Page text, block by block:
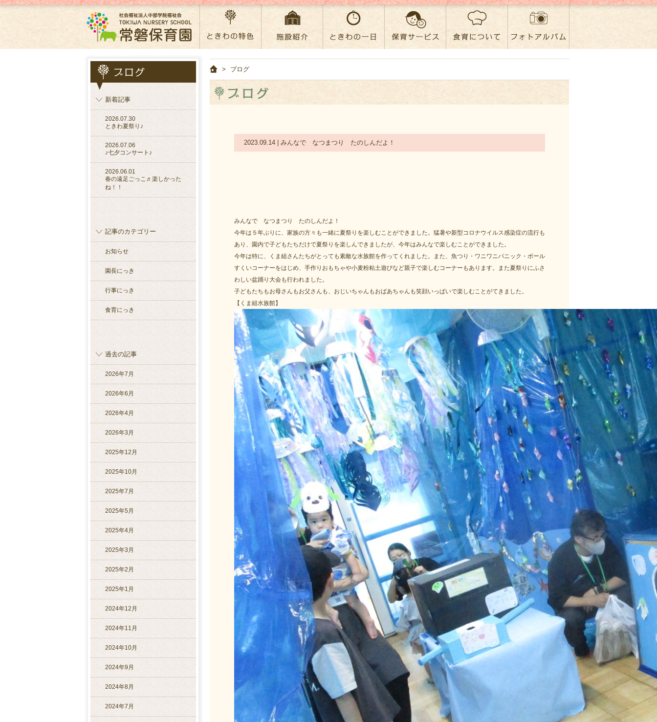
新着記事
2026.07.30
ときわ夏祭り♪
2026.07.06
♪七夕コンサート♪
2026.06.01
春の遠足ごっこ♬楽しかった
ね！！
記事のカテゴリー
お知らせ
園長にっき
行事にっき
食育にっき
過去の記事
2026年7月
2026年6月
2026年4月
2026年3月
2025年12月
2025年10月
2025年7月
2025年5月
2025年4月
2025年3月
2025年2月
2025年1月
2024年12月
2024年11月
2024年10月
2024年9月
2024年8月
2024年7月
> ブログ
2023.09.14 | みんなで なつまつり たのしんだよ！
みんなで なつまつり たのしんだよ！
今年は５年ぶりに、家族の方々も一緒に夏祭りを楽しむことができました。猛暑や新型コロナウイルス感染症の流行も
あり、園内で子どもたちだけで夏祭りを楽しんできましたが、今年はみんなで楽しむことができました。
今年は特に、くま組さんたちがとっても素敵な水族館を作ってくれました。また、魚つり・ワニワニパニック・ボール
すくいコーナーをはじめ、手作りおもちゃや小麦粉粘土遊びなど親子で楽しむコーナーもあります。また夏祭りにふさ
わしい盆踊り大会も行われました。
子どもたちもお母さんもお父さんも、おじいちゃんもおばあちゃんも笑顔いっぱいで楽しむことがてきました。
【くま組水族館】